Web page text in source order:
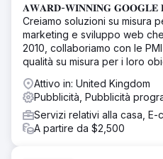
delle prestazioni: Meta Ads +
conversione basato su
abbiamo adattato la lingua/il
al paese • Ottimizzazione
atterraggio, aggiustamenti
operativo: manuale chiaro
contatti ripetuti e
Risultato
Riepilogo KPI (3 mesi) •
𝐀𝐖𝐀𝐑𝐃-𝐖𝐈𝐍𝐍𝐈𝐍𝐆 𝐆𝐎𝐎𝐆𝐋𝐄
Creiamo soluzioni su misura
marketing e sviluppo web
2010, collaboriamo con le
qualità su misura per i loro
Attivo in: United Kingdom
Pubblicità, Pubblicità
Servizi relativi alla casa, E-
A partire da $2,500